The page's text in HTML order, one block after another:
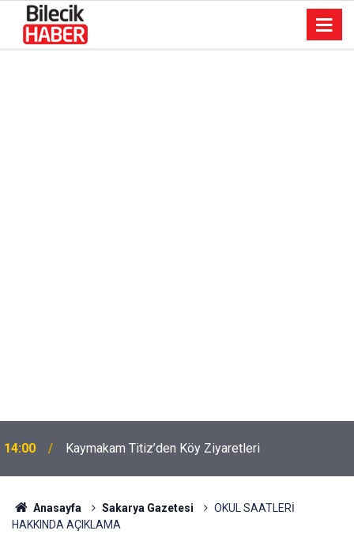
14:00 Kaymakam Titiz’den Köy Ziyaretleri
Anasayfa Sakarya Gazetesi
OKUL SAATLERİ
HAKKINDA AÇIKLAMA